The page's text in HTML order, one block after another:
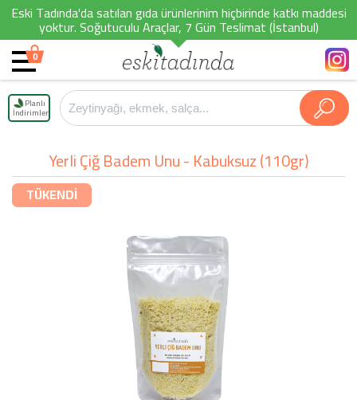
Eski Tadında'da satılan gıda ürünlerinim hiçbirinde katkı maddesi
yoktur. Soğutuculu Araçlar, 7 Gün Teslimat (İstanbul)
0
Planlı
İndirimler
Yerli Çiğ Badem Unu - Kabuksuz (110gr)
TÜKENDİ